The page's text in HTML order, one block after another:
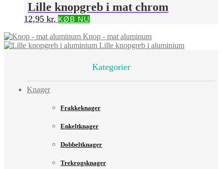
Lille knopgreb i mat chrom
12,95 kr. KØB NU
Knop - mat aluminum
Lille knopgreb i aluminium
Kategorier
Knager
Frakkeknager
Enkeltknager
Dobbeltknager
Trekrogsknager